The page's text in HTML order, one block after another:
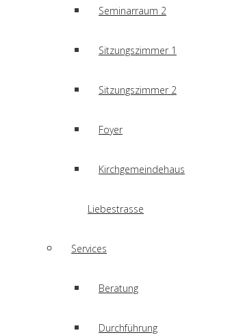
Seminarraum 2
Sitzungszimmer 1
Sitzungszimmer 2
Foyer
Kirchgemeindehaus
Liebestrasse
Services
Beratung
Durchführung